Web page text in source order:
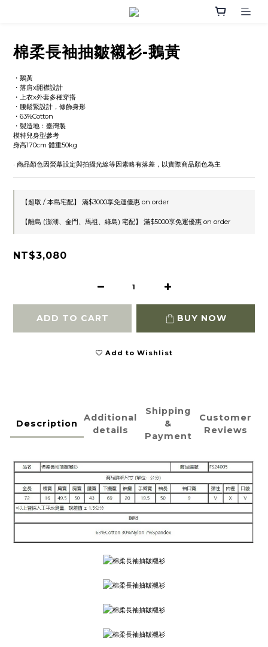
棉柔長袖抽皺襯衫-鵝黃
・鵝黃
・落肩x開襟設計
・上衣x外套多種穿搭
・腰鬆緊設計，修飾身形
・63%Cotton
・製造地：臺灣製
模特兒身型參考
身高170cm 體重50kg
‧ 商品顏色因螢幕設定與拍攝光線等因素略有落差，以實際商品顏色為主
【超取 / 本島宅配】 滿$3000享免運優惠 on order
【離島 (澎湖、金門、馬祖、綠島) 宅配】 滿$5000享免運優惠 on order
NT$3,080
ADD TO CART BUY NOW
Add to Wishlist
Description
Additional
details
Shipping
&
Payment
Customer
Reviews